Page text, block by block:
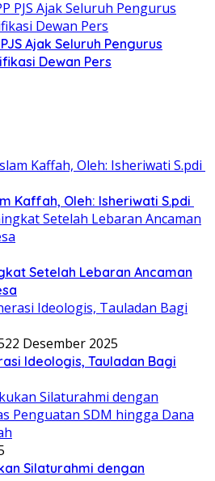
Ajak Seluruh Pengurus
Dewan Pers
Kaffah, Oleh: Isheriwati S.pdi
Setelah Lebaran Ancaman
22 Desember 2025
Ideologis, Tauladan Bagi
Silaturahmi dengan